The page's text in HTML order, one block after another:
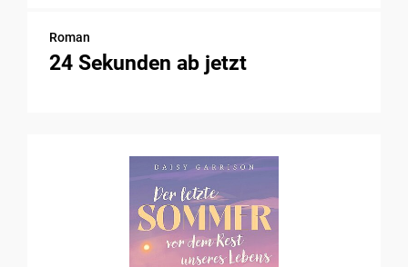
Roman
24 Sekunden ab jetzt